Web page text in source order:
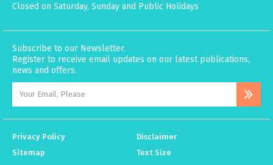
Closed on Saturday, Sunday and Public Holidays
Subscribe to our Newsletter.
Register to receive email updates on our latest publications,
news and offers.
Privacy Policy
Disclaimer
Sitemap
Text Size